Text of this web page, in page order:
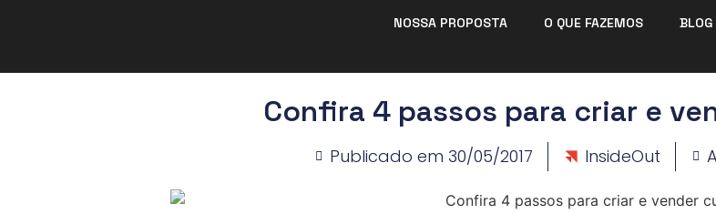
NOSSA PROPOSTA O QUE FAZEMOS BLOG
Confira 4 passos para criar e
Publicado em 30/05/2017 InsideOut